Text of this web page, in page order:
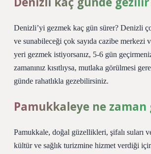
Denizli’yi gezmek kaç gün sürer? Denizli
ve sunabileceği çok sayıda cazibe merkezi
yeri gezmek istiyorsanız, 5-6 gün
zamanınız kısıtlıysa, mutlaka görülmesi
günde rahatlıkla gezebilirsiniz.
Pamukkaleye ne
Pamukkale, doğal güzellikleri, şifalı suları
kültür ve sağlık turizmine hizmet verdiği